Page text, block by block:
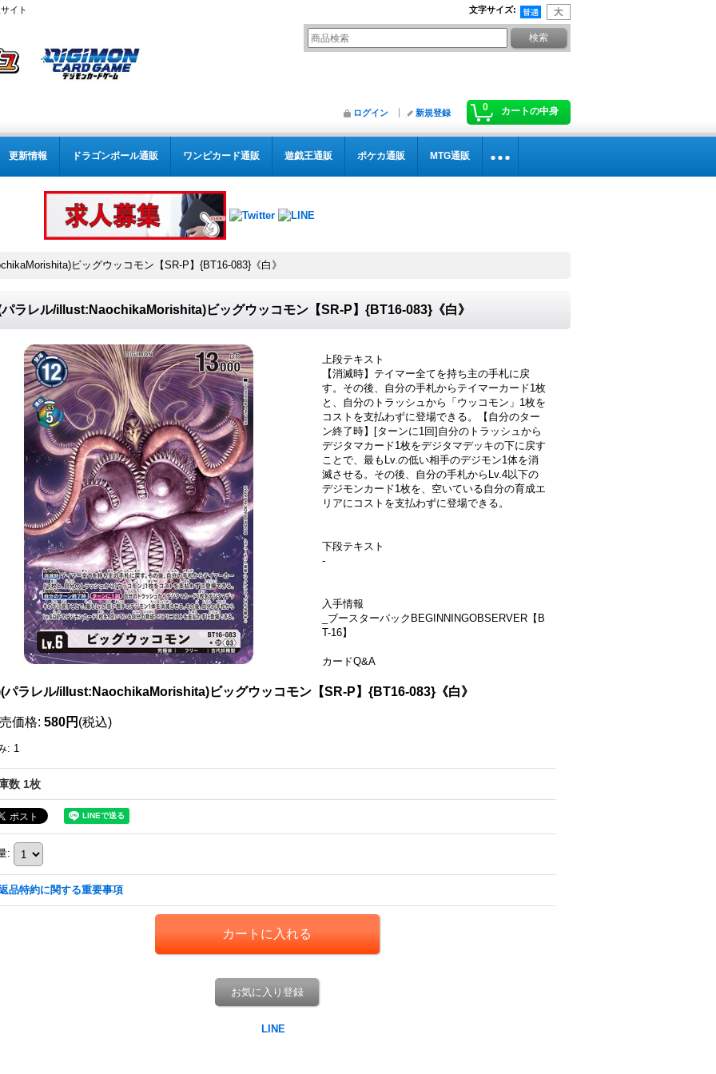
イト 文字サイズ:
0 カートの中身
ログイン 新規登録
更新情報 ドラゴンボール通販 ワンピカード通販 遊戯王通販 ポケカ通販 MTG通販
ビッグウッコモン【SR-P】{BT16-083}《白》
パラレル/illust:NaochikaMorishita)ビッグウッコモン【SR-P】{BT16-083}《白》
上段テキスト
【消滅時】テイマー全てを持ち主の手札に戻
す。その後、自分の手札からテイマーカード1枚
と、自分のトラッシュから「ウッコモン」1枚を
コストを支払わずに登場できる。【自分のター
ン終了時】[ターンに1回]自分のトラッシュから
デジタマカード1枚をデジタマデッキの下に戻す
ことで、最もLv.の低い相手のデジモン1体を消
滅させる。その後、自分の手札からLv.4以下の
デジモンカード1枚を、空いている自分の育成エ
リアにコストを支払わずに登場できる。
下段テキスト
-
入手情報
_ブースターパックBEGINNINGOBSERVER【B
T-16】
カードQ&A
パラレル/illust:NaochikaMorishita)ビッグウッコモン【SR-P】{BT16-083}《白》
価格: 580円 (税込)
: 1
数 1枚
:
品特約に関する重要事項
お気に入り登録